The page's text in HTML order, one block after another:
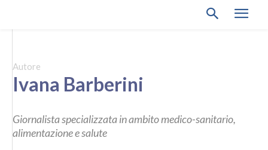
Autore
Ivana Barberini
Giornalista specializzata in ambito medico-sanitario,
alimentazione e salute